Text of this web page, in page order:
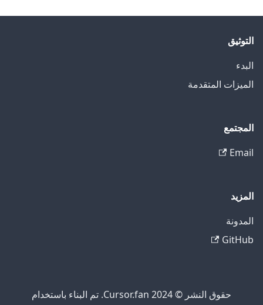
التوثيق
البدء
الميزات المتقدمة
المجتمع
Email
المزيد
المدونة
GitHub
حقوق النشر © 2024 Cursor.fan. تم البناء باستخدام